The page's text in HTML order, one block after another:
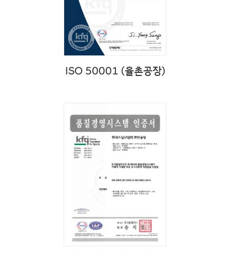
ISO 50001 (율촌공장)